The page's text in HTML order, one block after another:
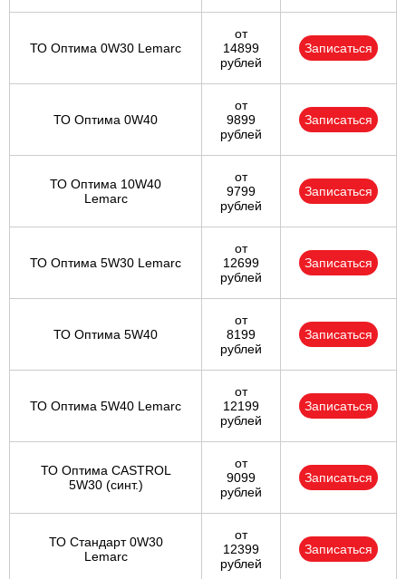
ТО Оптима 0W30 Lemarc
от
14899
рублей
Записаться
ТО Оптима 0W40
от
9899
рублей
Записаться
ТО Оптима 10W40
Lemarc
от
9799
рублей
Записаться
ТО Оптима 5W30 Lemarc
от
12699
рублей
Записаться
ТО Оптима 5W40
от
8199
рублей
Записаться
ТО Оптима 5W40 Lemarc
от
12199
рублей
Записаться
ТО Оптима CASTROL
5W30 (синт.)
от
9099
рублей
Записаться
ТО Стандарт 0W30
Lemarc
от
12399
рублей
Записаться